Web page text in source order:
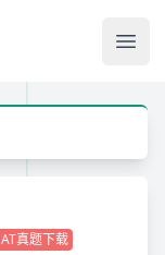
真题下载